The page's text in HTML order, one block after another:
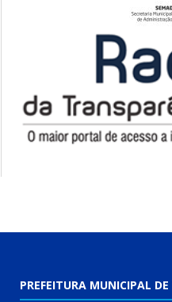
PREFEITURA MUNICIPAL